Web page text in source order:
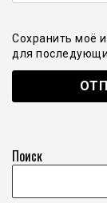
Сохранить моё
для
Поиск